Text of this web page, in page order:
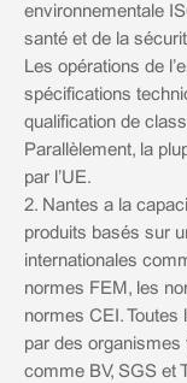
environnementale
santé et de la
Les opérations de
spécifications
qualification de
Parallèlement, la
par l’UE.
2. Nantes a la
produits basés sur
internationales
normes FEM, les
normes CEI.
par des organismes
comme BV, SGS et